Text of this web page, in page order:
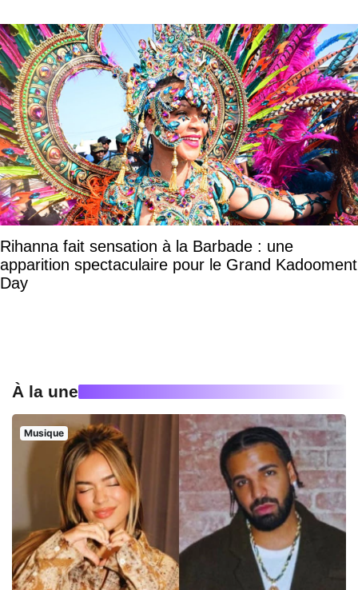
Rihanna fait sensation à la Barbade : une
apparition spectaculaire pour le Grand Kadooment
Day
À la une
Musique